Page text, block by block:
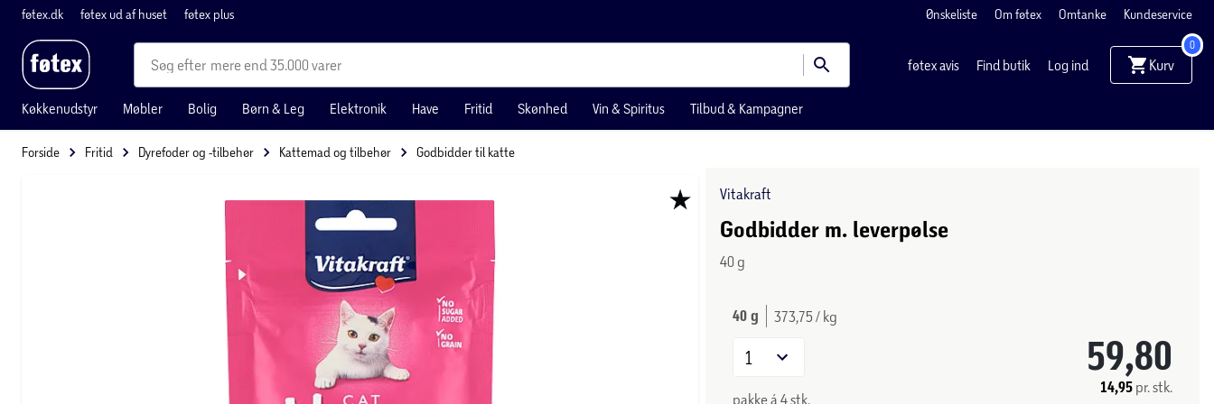
føtex.dk føtex ud af huset føtex plus Ønskeliste Om føtex Omtanke Kundeservice
mere end 35.000 varer føtex avis Find butik Log ind Kurv
0
Køkkenudstyr Møbler Bolig Børn & Leg Elektronik Have Fritid Skønhed Vin & Spiritus Tilbud & Kampagner
Forside Fritid Dyrefoder og -tilbehør Kattemad og tilbehør Godbidder til katte
Vitakraft
Godbidder m. leverpølse
40 g
40 g 373,75 / kg
59,80
14,95pr. stk.
1
pakke á 4 stk.